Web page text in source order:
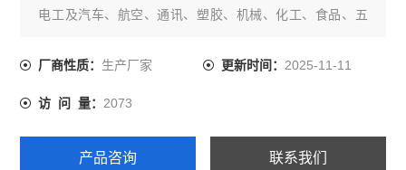
电工及汽车、航空、通讯、塑胶、机械、化工、食品、五
厂商性质： 生产厂家 更新时间： 2025-11-11
访 问 量：2073
产品咨询 联系我们